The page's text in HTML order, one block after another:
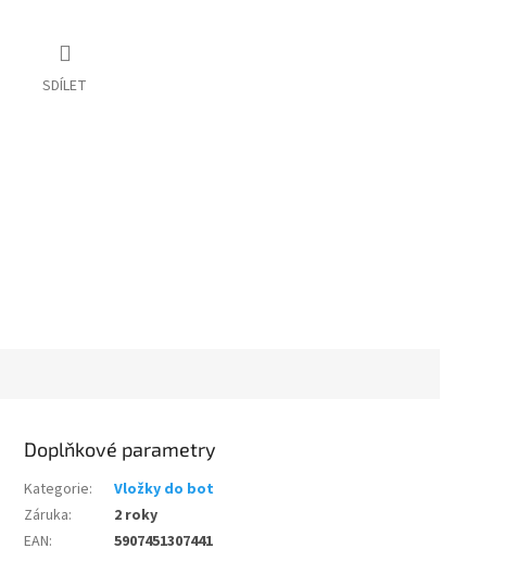
SDÍLET
Doplňkové parametry
Kategorie:
Vložky do bot
Záruka:
2 roky
EAN: 5907451307441